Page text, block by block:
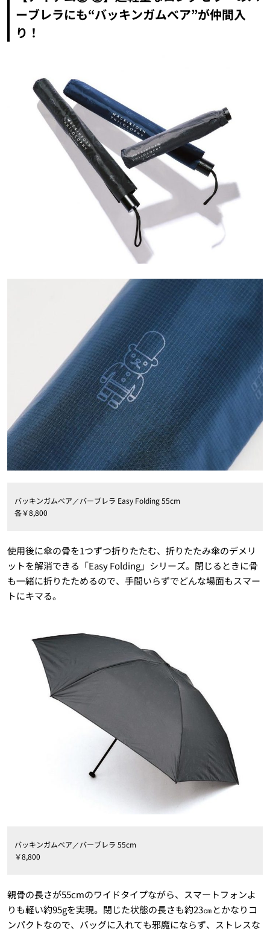
ーブレラにも“バッキンガムべア”が仲間入
り！
バッキンガムベア／バーブレラ Easy Folding 55cm
各￥8,800
使用後に傘の骨を1つずつ折りたたむ、折りたたみ傘のデメリ
ットを解消できる「Easy Folding」シリーズ。閉じるときに骨
も一緒に折りたためるので、手間いらずでどんな場面もスマー
トにキマる。
バッキンガムベア／バーブレラ 55cm
￥8,800
親骨の長さが55cmのワイドタイプながら、スマートフォンよ
りも軽い約95gを実現。閉じた状態の長さも約23㎝とかなりコ
ンパクトなので、バッグに入れても邪魔にならず、ストレスな